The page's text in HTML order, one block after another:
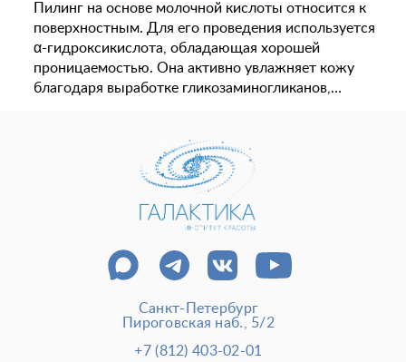
Пилинг на основе молочной кислоты относится к
поверхностным. Для его проведения используется
α-гидроксикислота, обладающая хорошей
проницаемостью. Она активно увлажняет кожу
благодаря выработке гликозаминогликанов,…
Санкт-Петербург
Пироговская наб., 5/2
+7 (812) 403-02-01